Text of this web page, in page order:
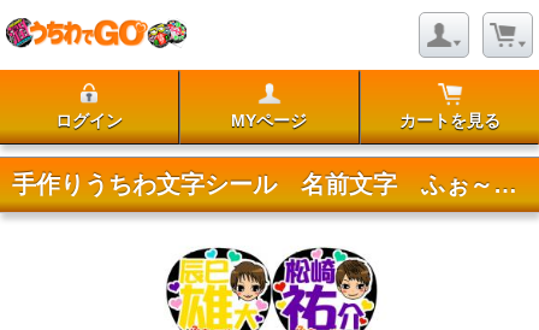
ログイン MYページ カートを見る
手作りうちわ文字シール 名前文字 ふぉ～ゆ～